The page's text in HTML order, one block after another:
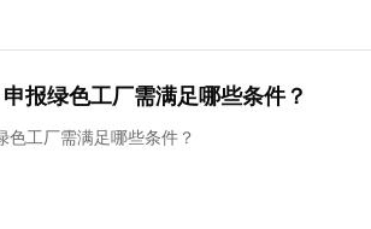
报绿色工厂需满足哪些条件？
工厂需满足哪些条件？